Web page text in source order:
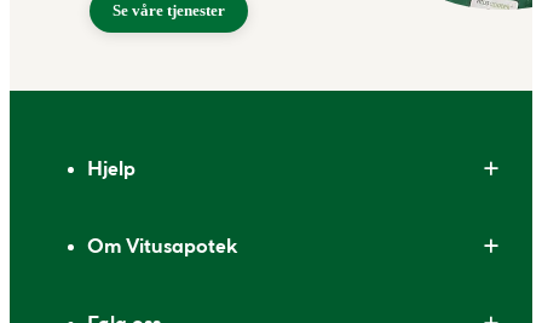
Se våre tjenester
Hjelp
Om Vitusapotek